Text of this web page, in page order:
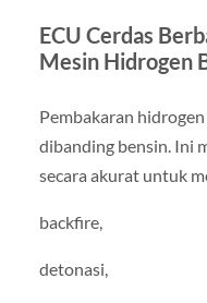
ECU Cerdas
Mesin Hidrogen
Pembakaran
dibanding bensin. Ini
secara akurat untuk
backfire,
detonasi,